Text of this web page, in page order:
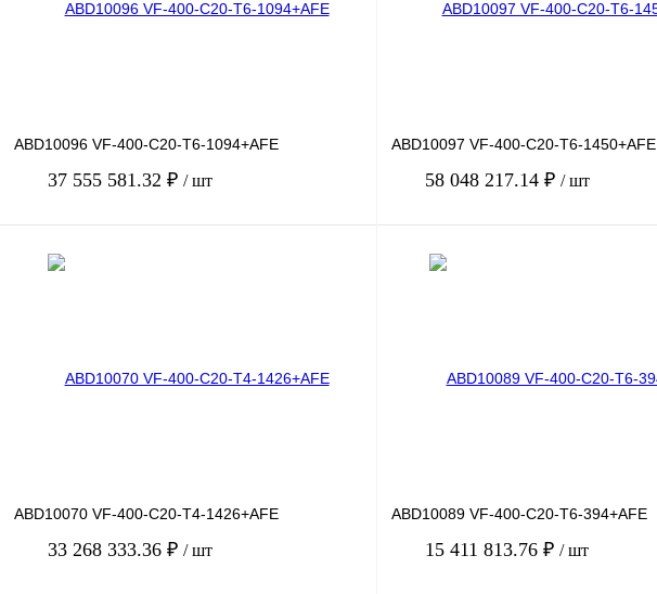
ABD10096 VF-400-C20-T6-1094+AFE
37 555 581.32 ₽ / шт
ABD10097 VF-400-C20-T6-1450+AFE
58 048 217.14 ₽ / шт
ABD10070 VF-400-C20-T4-1426+AFE
33 268 333.36 ₽ / шт
ABD10089 VF-400-C20-T6-394+AFE
15 411 813.76 ₽ / шт